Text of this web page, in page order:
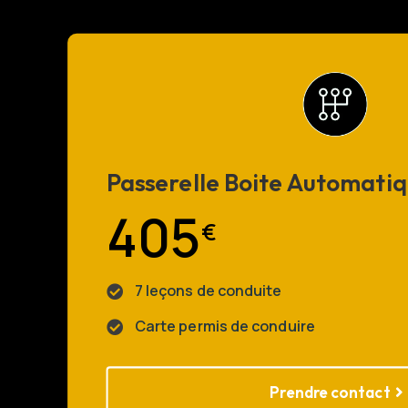
Passerelle Boite
405€
 7 leçons de conduite
 Carte permis de conduire
Prendre contact